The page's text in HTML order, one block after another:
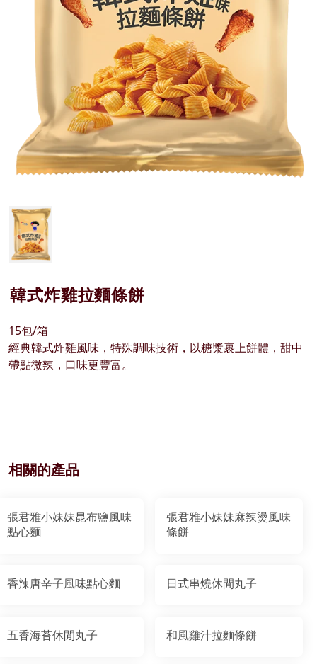
韓式炸雞拉麵條餅
15包/箱
經典韓式炸雞風味，特殊調味技術，以糖漿裹上餅體，甜中
帶點微辣，口味更豐富。
相關的產品
張君雅小妹妹昆布鹽風味
點心麵
張君雅小妹妹麻辣燙風味
條餅
香辣唐辛子風味點心麵 日式串燒休閒丸子
五香海苔休閒丸子 和風雞汁拉麵條餅